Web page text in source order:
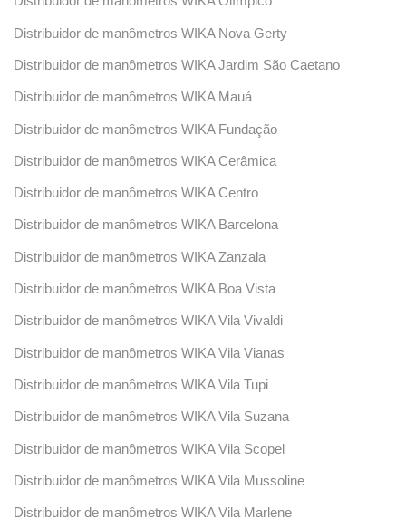
Distribuidor de manômetros WIKA Nova Gerty
Distribuidor de manômetros WIKA Jardim São Caetano
Distribuidor de manômetros WIKA Mauá
Distribuidor de manômetros WIKA Fundação
Distribuidor de manômetros WIKA Cerâmica
Distribuidor de manômetros WIKA Centro
Distribuidor de manômetros WIKA Barcelona
Distribuidor de manômetros WIKA Zanzala
Distribuidor de manômetros WIKA Boa Vista
Distribuidor de manômetros WIKA Vila Vivaldi
Distribuidor de manômetros WIKA Vila Vianas
Distribuidor de manômetros WIKA Vila Tupi
Distribuidor de manômetros WIKA Vila Suzana
Distribuidor de manômetros WIKA Vila Scopel
Distribuidor de manômetros WIKA Vila Mussoline
Distribuidor de manômetros WIKA Vila Marlene